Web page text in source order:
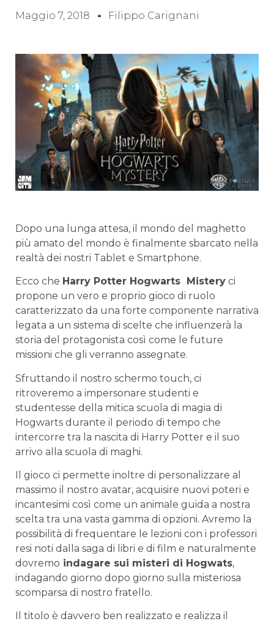
Maggio 7, 2018 Filippo Carignani
Dopo una lunga attesa, il mondo del maghetto
più amato del mondo è finalmente sbarcato nella
realtà dei nostri Tablet e Smartphone.
Ecco che Harry Potter Hogwarts Mistery ci
propone un vero e proprio gioco di ruolo
caratterizzato da una forte componente narrativa
legata a un sistema di scelte che influenzerà la
storia del protagonista così come le future
missioni che gli verranno assegnate.
Sfruttando il nostro schermo touch, ci
ritroveremo a impersonare studenti e
studentesse della mitica scuola di magia di
Hogwarts durante il periodo di tempo che
intercorre tra la nascita di Harry Potter e il suo
arrivo alla scuola di maghi.
Il gioco ci permette inoltre di personalizzare al
massimo il nostro avatar, acquisire nuovi poteri e
incantesimi così come un animale guida a nostra
scelta tra una vasta gamma di opzioni. Avremo la
possibilità di frequentare le lezioni con i professori
resi noti dalla saga di libri e di film e naturalmente
dovremo indagare sui misteri di Hogwats,
indagando giorno dopo giorno sulla misteriosa
scomparsa di nostro fratello.
Il titolo è davvero ben realizzato e realizza il